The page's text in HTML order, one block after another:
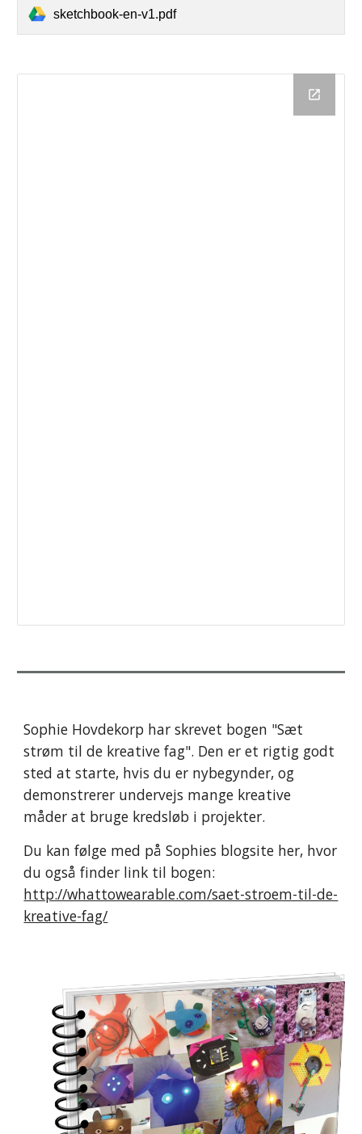
sketchbook-en-v1.pdf
Sophie Hovdekorp har skrevet bogen "Sæt
strøm til de kreative fag". Den er et rigtig godt
sted at starte, hvis du er nybegynder, og
demonstrerer undervejs mange kreative
måder at bruge kredsløb i projekter.
Du kan følge med på Sophies blogsite her, hvor
http://whattowearable.com/saet-stroem-til-de-
kreative-fag/